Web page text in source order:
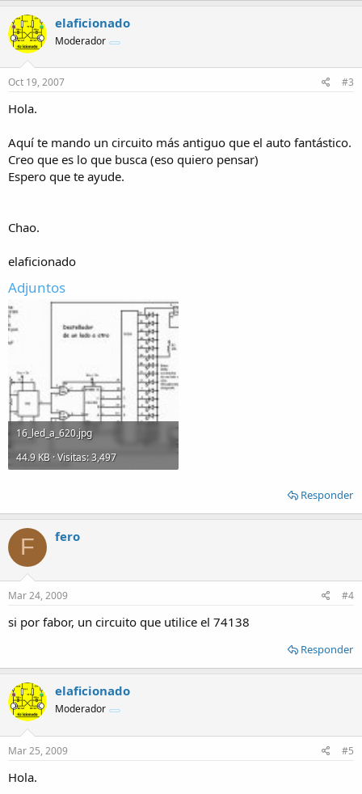
elaficionado
Moderador
Oct 19, 2007 #3
Hola.
Aquí te mando un circuito más antiguo que el auto fantástico.
Creo que es lo que busca (eso quiero pensar)
Espero que te ayude.
Chao.
elaficionado
Adjuntos
16_led_a_620.jpg
44.9 KB · Visitas: 3,497
Responder
F fero
Mar 24, 2009 #4
si por fabor, un circuito que utilice el 74138
Responder
elaficionado
Moderador
Mar 25, 2009 #5
Hola.